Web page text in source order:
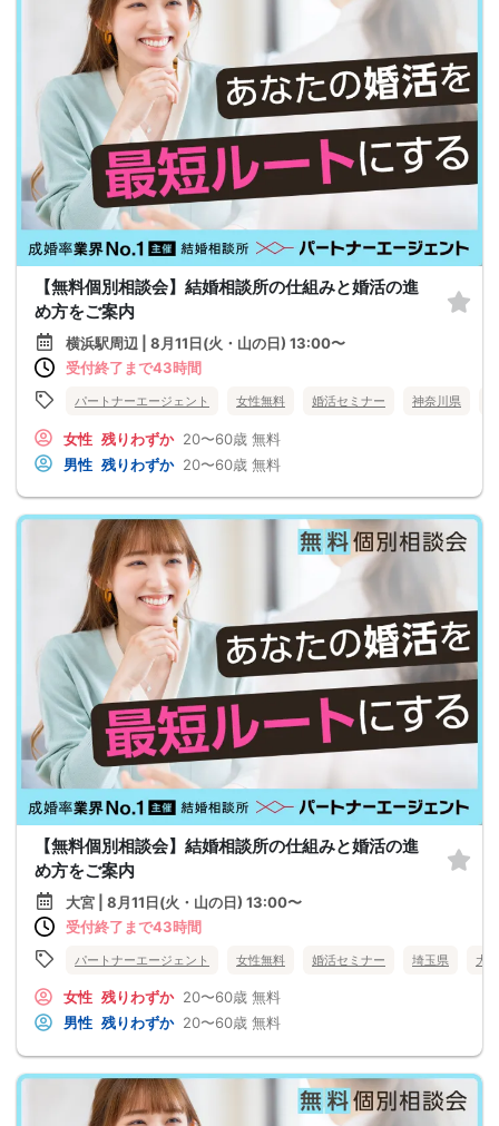
【無料個別相談会】結婚相談所の仕組みと婚活の進
め方をご案内
横浜駅周辺 | 8月11日(火・山の日) 13:00〜
受付終了まで43時間
パートナーエージェント 女性無料 婚活セミナー 神奈川県
女性 残りわずか 20〜60歳 無料
男性 残りわずか 20〜60歳 無料
【無料個別相談会】結婚相談所の仕組みと婚活の進
め方をご案内
大宮 | 8月11日(火・山の日) 13:00〜
受付終了まで43時間
パートナーエージェント 女性無料 婚活セミナー 埼玉県 大宮
女性 残りわずか 20〜60歳 無料
男性 残りわずか 20〜60歳 無料